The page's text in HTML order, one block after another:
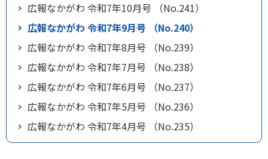
広報なかがわ 令和7年10月号 （No.241）
広報なかがわ 令和7年9月号 （No.240）
広報なかがわ 令和7年8月号 （No.239）
広報なかがわ 令和7年7月号 （No.238）
広報なかがわ 令和7年6月号 （No.237）
広報なかがわ 令和7年5月号 （No.236）
広報なかがわ 令和7年4月号 （No.235）